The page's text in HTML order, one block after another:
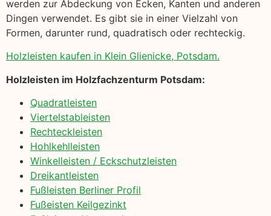
werden zur Abdeckung von Ecken, Kanten und anderen
Dingen verwendet. Es gibt sie in einer Vielzahl von
Formen, darunter rund, quadratisch oder rechteckig.
Holzleisten kaufen in Klein Glienicke, Potsdam.
Holzleisten im Holzfachzenturm Potsdam:
Quadratleisten
Viertelstableisten
Rechteckleisten
Hohlkehlleisten
Winkelleisten / Eckschutzleisten
Dreikantleisten
Fußleisten Berliner Profil
Fußeisten Keilgezinkt